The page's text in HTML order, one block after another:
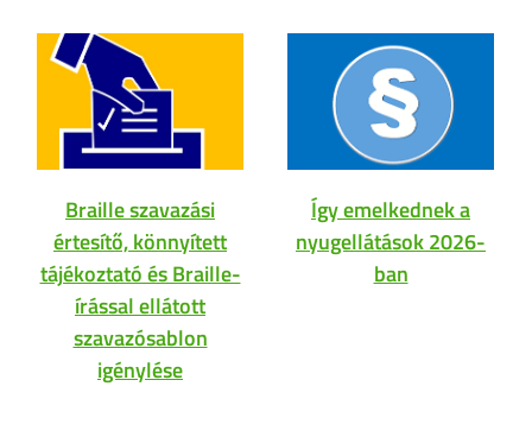
Braille szavazási
értesítő, könnyített
tájékoztató és Braille-
írással ellátott
szavazósablon
igénylése
Így emelkednek a
nyugellátások 2026-
ban